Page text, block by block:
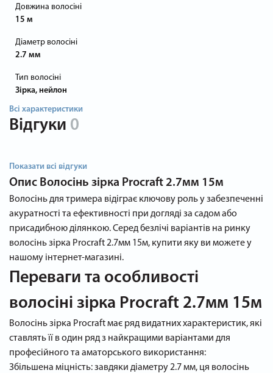
Довжина волосіні
15 м
Діаметр волосіні
2.7 мм
Тип волосіні
Зірка, нейлон
Всі характеристики
Відгуки 0
Показати всі відгуки
Опис Волосінь зірка Procraft 2.7мм 15м
Волосінь для тримера відіграє ключову роль у забезпеченні
акуратності та ефективності при догляді за садом або
присадибною ділянкою. Серед безлічі варіантів на ринку
волосінь зірка Procraft 2.7мм 15м, купити яку ви можете у
нашому інтернет-магазині.
Переваги та особливості
волосіні зірка Procraft 2.7мм 15м
Волосінь зірка Procraft має ряд видатних характеристик, які
ставлять її в один ряд з найкращими варіантами для
професійного та аматорського використання:
Збільшена міцність: завдяки діаметру 2.7 мм, ця волосінь